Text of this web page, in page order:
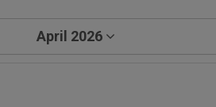
April 2026